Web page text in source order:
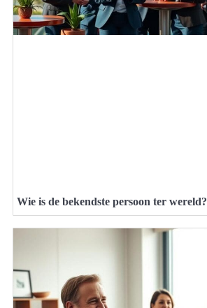
Wie is de bekendste persoon ter wereld?